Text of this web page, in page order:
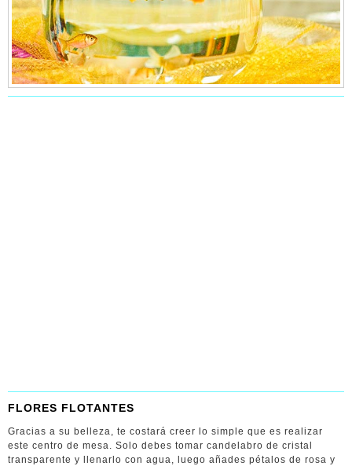
FLORES FLOTANTES
Gracias a su belleza, te costará creer lo simple que es realizar
este centro de mesa. Solo debes tomar candelabro de cristal
transparente y llenarlo con agua, luego añades pétalos de rosa y